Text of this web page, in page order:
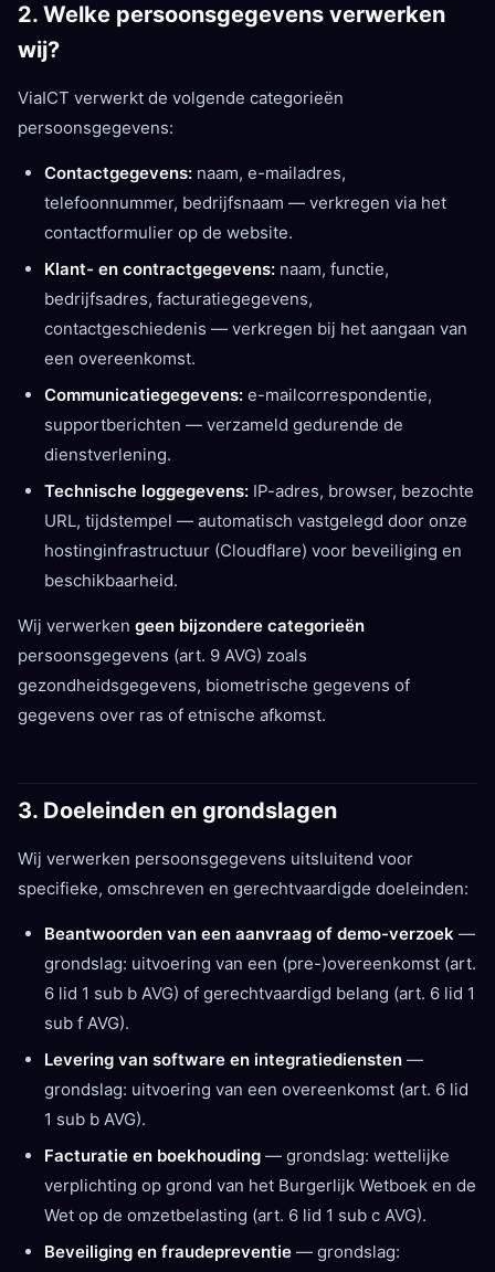
2. Welke persoonsgegevens verwerken
wij?
ViaICT verwerkt de volgende categorieën
persoonsgegevens:
Contactgegevens: naam, e-mailadres,
telefoonnummer, bedrijfsnaam — verkregen via het
contactformulier op de website.
Klant- en contractgegevens: naam, functie,
bedrijfsadres, facturatiegegevens,
contactgeschiedenis — verkregen bij het aangaan van
een overeenkomst.
Communicatiegegevens: e-mailcorrespondentie,
supportberichten — verzameld gedurende de
dienstverlening.
Technische loggegevens: IP-adres, browser, bezochte
URL, tijdstempel — automatisch vastgelegd door onze
hostinginfrastructuur (Cloudflare) voor beveiliging en
beschikbaarheid.
Wij verwerken geen bijzondere categorieën
persoonsgegevens (art. 9 AVG) zoals
gezondheidsgegevens, biometrische gegevens of
gegevens over ras of etnische afkomst.
3. Doeleinden en grondslagen
Wij verwerken persoonsgegevens uitsluitend voor
specifieke, omschreven en gerechtvaardigde doeleinden:
Beantwoorden van een aanvraag of demo-verzoek —
grondslag: uitvoering van een (pre-)overeenkomst (art.
6 lid 1 sub b AVG) of gerechtvaardigd belang (art. 6 lid 1
sub f AVG).
Levering van software en integratiediensten —
grondslag: uitvoering van een overeenkomst (art. 6 lid
1 sub b AVG).
Facturatie en boekhouding — grondslag: wettelijke
verplichting op grond van het Burgerlijk Wetboek en de
Wet op de omzetbelasting (art. 6 lid 1 sub c AVG).
Beveiliging en fraudepreventie — grondslag: